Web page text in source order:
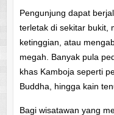
Pengunjung dapat
terletak di sekitar bukit,
ketinggian, atau
megah. Banyak pula
khas Kamboja seperti
Buddha, hingga kain
Bagi wisatawan yang